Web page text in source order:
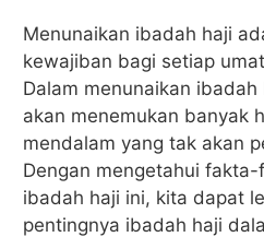
Menunaikan ibadah haji
kewajiban bagi setiap
Dalam menunaikan
akan menemukan banyak
mendalam yang tak akan
Dengan mengetahui
ibadah haji ini, kita dapat
pentingnya ibadah haji